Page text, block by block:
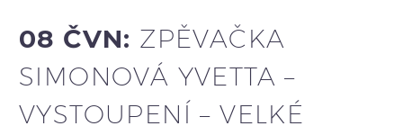
08 ČVN: ZPĚVAČKA
SIMONOVÁ YVETTA –
VYSTOUPENÍ – VELKÉ